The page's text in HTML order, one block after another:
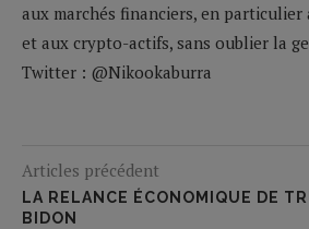
aux marchés financiers, en
et aux crypto-actifs, sans oublier la
Twitter : @Nikookaburra
Articles précédent
LA RELANCE ÉCONOMIQUE DE
BIDON